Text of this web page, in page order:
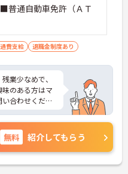
普通自動車免許（ＡＴ
費支給 退職金制度あり
業少なめで、
のある方はマ
合わせくださ
無料 紹介してもらう